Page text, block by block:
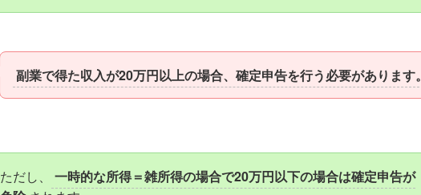
副業で得た収入が20万円以上の場合、確定申告を行う必要があります。
ただし、
一時的な所得＝雑所得の場合で20万円以下の場合は確定申告が